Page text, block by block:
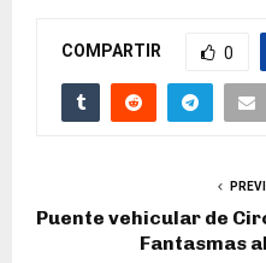
COMPARTIR 0
Puente vehicular de
Fantasmas